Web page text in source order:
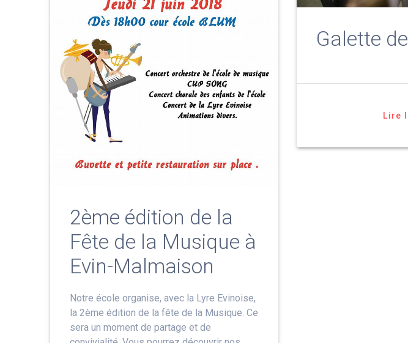
2ème édition de la
Fête de la Musique à
Evin-Malmaison
Notre école organise, avec la Lyre Evinoise,
la 2ème édition de la fête de la Musique. Ce
sera un moment de partage et de
Galette
Lire